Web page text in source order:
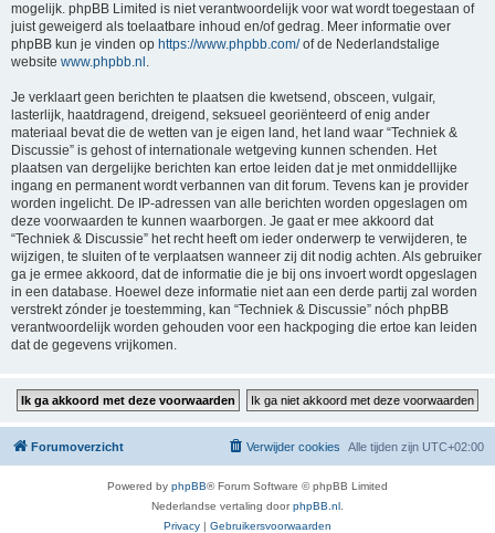
mogelijk. phpBB Limited is niet verantwoordelijk voor wat wordt toegestaan of
juist geweigerd als toelaatbare inhoud en/of gedrag. Meer informatie over
phpBB kun je vinden op https://www.phpbb.com/of de Nederlandstalige
website www.phpbb.nl .
Je verklaart geen berichten te plaatsen die kwetsend, obsceen, vulgair,
lasterlijk, haatdragend, dreigend, seksueel georiënteerd of enig ander
materiaal bevat die de wetten van je eigen land, het land waar “Techniek &
Discussie” is gehost of internationale wetgeving kunnen schenden. Het
plaatsen van dergelijke berichten kan ertoe leiden dat je met onmiddellijke
ingang en permanent wordt verbannen van dit forum. Tevens kan je provider
worden ingelicht. De IP-adressen van alle berichten worden opgeslagen om
deze voorwaarden te kunnen waarborgen. Je gaat er mee akkoord dat
“Techniek & Discussie” het recht heeft om ieder onderwerp te verwijderen, te
wijzigen, te sluiten of te verplaatsen wanneer zij dit nodig achten. Als gebruiker
ga je ermee akkoord, dat de informatie die je bij ons invoert wordt opgeslagen
in een database. Hoewel deze informatie niet aan een derde partij zal worden
verstrekt zónder je toestemming, kan “Techniek & Discussie” nóch phpBB
verantwoordelijk worden gehouden voor een hackpoging die ertoe kan leiden
dat de gegevens vrijkomen.
Forumoverzicht Alle tijden zijn UTC+02:00
Verwijder cookies
Powered by phpBB® Forum Software © phpBB Limited
Nederlandse vertaling doorphpBB.nl
Privacy | Gebruikersvoorwaarden